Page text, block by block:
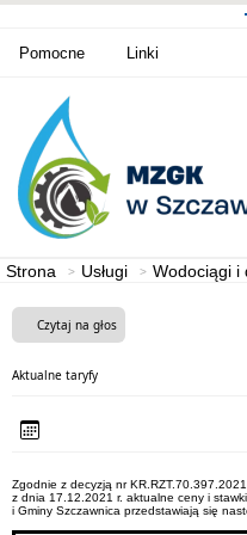
Pomocne Linki
Strona Usługi Wodociągi i
Czytaj na głos
Aktualne taryfy
Zgodnie z decyzją nr
z dnia 17.12.2021 r. aktualne ceny i
i Gminy Szczawnica przedstawiają się